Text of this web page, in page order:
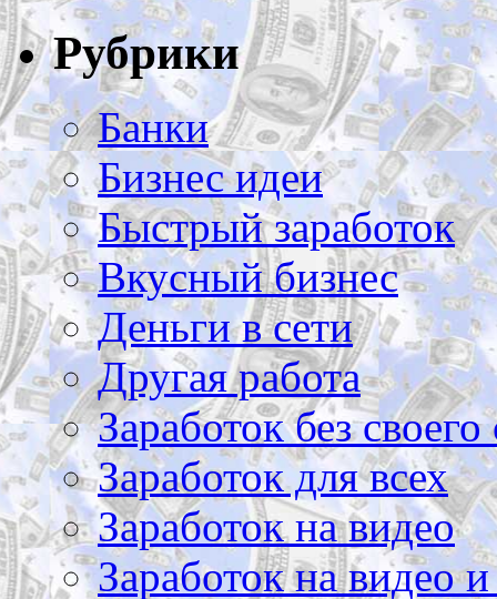
Рубрики
Банки
Бизнес идеи
Быстрый заработок
Вкусный бизнес
Деньги в сети
Другая работа
Заработок без своего
Заработок для всех
Заработок на видео
Заработок на видео